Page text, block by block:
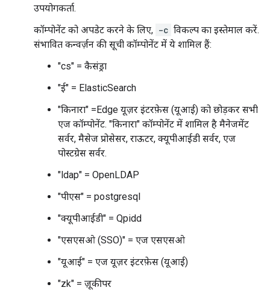
उपयोगकर्ता.
कॉम्पोनेंट को अपडेट करने के लिए, -c विकल्प का इस्तेमाल करें.
संभावित कन्वर्ज़न की सूची कॉम्पोनेंट में ये शामिल हैं:
"cs" = कैसंड्रा
"ई" = ElasticSearch
"किनारा" =Edge यूज़र इंटरफ़ेस (यूआई) को छोड़कर सभी
एज कॉम्पोनेंट. "किनारा" कॉम्पोनेंट में शामिल है मैनेजमेंट
सर्वर, मैसेज प्रोसेसर, राऊटर, क्यूपीआईडी सर्वर, एज
पोस्टग्रेस सर्वर.
"ldap" = OpenLDAP
"पीएस" = postgresql
"क्यूपीआईडी" = Qpidd
"एसएसओ (SSO)" = एज एसएसओ
"यूआई" = एज यूज़र इंटरफ़ेस (यूआई)
"zk" = ज़ूकीपर